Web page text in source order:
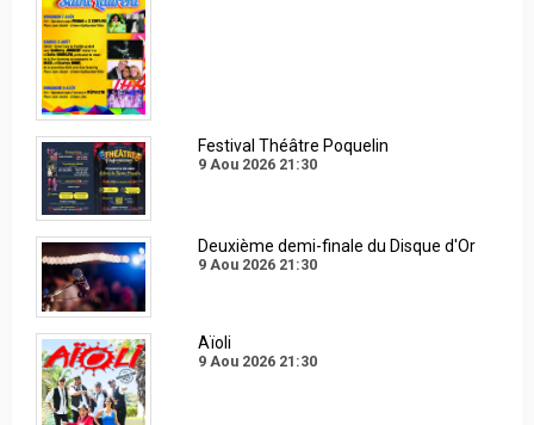
Festival Théâtre Poquelin
9 Aou 2026 21:30
Deuxième demi-finale du Disque d'Or
9 Aou 2026 21:30
Aïoli
9 Aou 2026 21:30